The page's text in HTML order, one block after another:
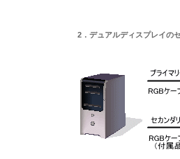
2．デュアルディスプレイの